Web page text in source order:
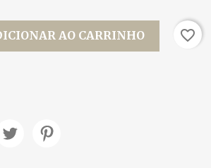
AO CARRINHO favorite_border